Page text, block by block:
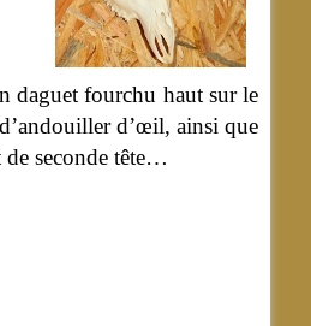
daguet fourchu haut sur le
d’œil, ainsi que
de seconde tête…